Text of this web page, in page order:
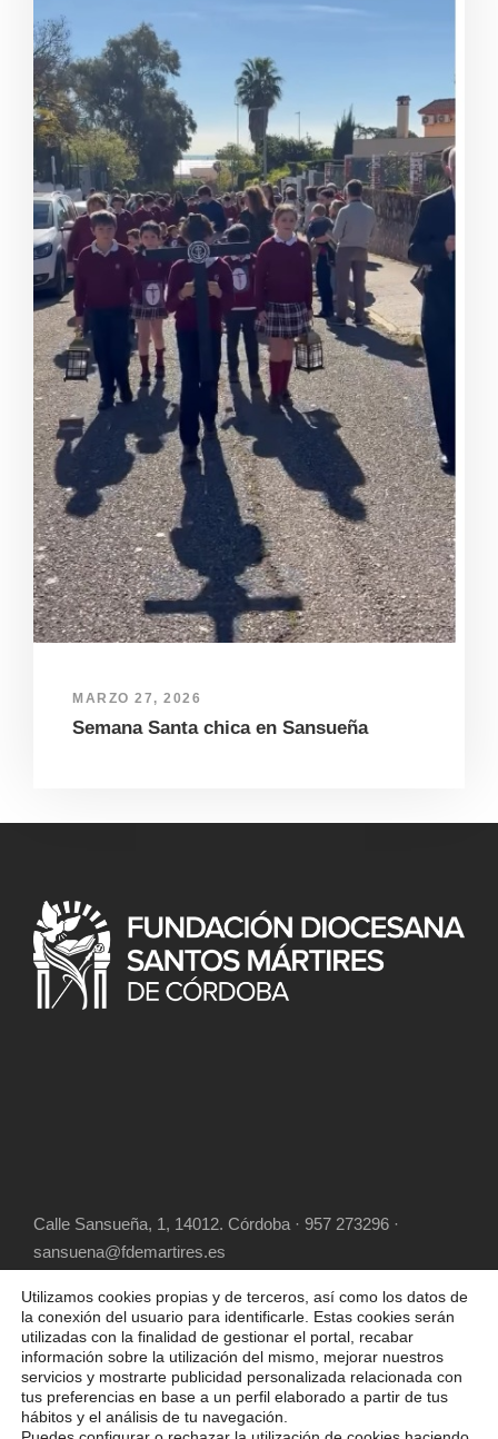
MARZO 27, 2026
Semana Santa chica en Sansueña
Calle Sansueña, 1, 14012. Córdoba · 957 273296 ·
sansuena@fdemartires.es
COPYRIGHT 2025 FUNDACIÓN DIOCESANA
Utilizamos cookies propias y de terceros, así como los datos de
la conexión del usuario para identificarle. Estas cookies serán
utilizadas con la finalidad de gestionar el portal, recabar
información sobre la utilización del mismo, mejorar nuestros
servicios y mostrarte publicidad personalizada relacionada con
tus preferencias en base a un perfil elaborado a partir de tus
hábitos y el análisis de tu navegación.